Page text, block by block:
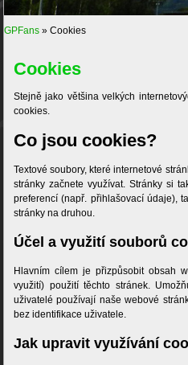
GPFans » Cookies
Cookies
Stejně jako většina velkých
cookies.
Co jsou cookies?
Textové soubory, které internetové
stránky začnete využívat. Stránky si
preferencí (např. přihlašovací údaje),
stránky na druhou.
Účel a využití souborů
Hlavním cílem je přizpůsobit obsah
využití) použití těchto stránek.
uživatelé používají naše webové
bez identifikace uživatele.
Jak upravit využívání